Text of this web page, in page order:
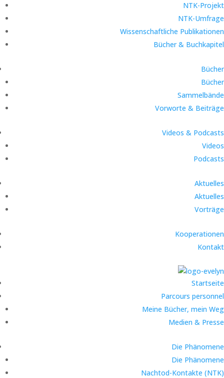
NTK-Projekt
NTK-Umfrage
Wissenschaftliche Publikationen
Bücher & Buchkapitel
Bücher
Bücher
Sammelbände
Vorworte & Beiträge
Videos & Podcasts
Videos
Podcasts
Aktuelles
Aktuelles
Vorträge
Kooperationen
Kontakt
Startseite
Parcours personnel
Meine Bücher, mein Weg
Medien & Presse
Die Phänomene
Die Phänomene
Nachtod-Kontakte (NTK)